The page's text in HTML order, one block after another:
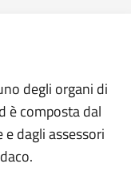
degli organi di
è composta dal
dagli assessori